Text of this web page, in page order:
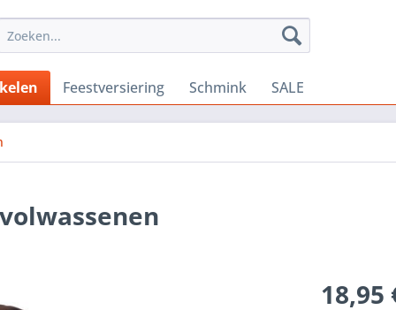
Feestversiering Schmink SALE
18,95